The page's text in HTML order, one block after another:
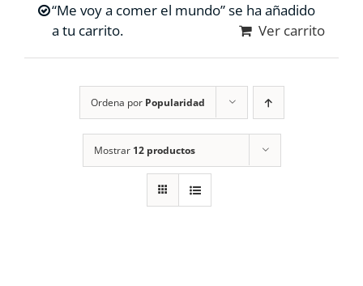
“Me voy a comer el mundo” se ha añadido
a tu carrito.
Ver carrito
Ordena por Popularidad
Mostrar 12 productos